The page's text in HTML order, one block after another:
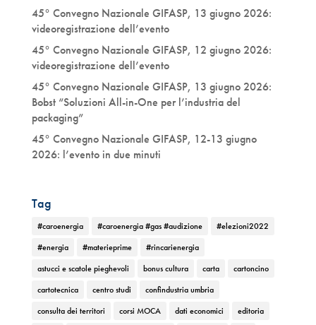
45° Convegno Nazionale GIFASP, 13 giugno 2026:
videoregistrazione dell’evento
45° Convegno Nazionale GIFASP, 12 giugno 2026:
videoregistrazione dell’evento
45° Convegno Nazionale GIFASP, 13 giugno 2026:
Bobst “Soluzioni All-in-One per l’industria del
packaging”
45° Convegno Nazionale GIFASP, 12-13 giugno
2026: l’evento in due minuti
Tag
#caroenergia #caroenergia #gas #audizione
#elezioni2022
#energia
#materieprime
#rincarienergia
astucci e scatole pieghevoli
bonus cultura carta
cartoncino
cartotecnica
centro studi
confindustria umbria
consulta dei territori
corsi MOCA dati economici
editoria